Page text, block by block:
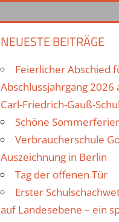
NEUESTE BEITRÄGE
Feierlicher Abschied
Abschlussjahrgang 2026
Carl-Friedrich-Gauß-
Schöne
Verbraucherschule
Auszeichnung in Berlin
Tag der offenen Tür
Erster
auf Landesebene – ein